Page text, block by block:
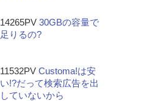
14265PV 30GBの容量で
足りるの?
11532PV Customa!は安
い!?だって検索広告を出
していないから